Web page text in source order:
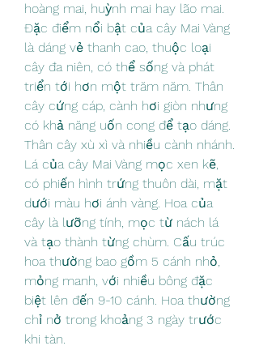
hoàng mai, huỳnh mai hay lão mai.
Đặc điểm nổi bật của cây Mai Vàng
là dáng vẻ thanh cao, thuộc loại
cây đa niên, có thể sống và phát
triển tới hơn một trăm năm. Thân
cây cứng cáp, cành hơi giòn nhưng
có khả năng uốn cong để tạo dáng.
Thân cây xù xì và nhiều cành nhánh.
Lá của cây Mai Vàng mọc xen kẽ,
có phiến hình trứng thuôn dài, mặt
dưới màu hơi ánh vàng. Hoa của
cây là lưỡng tính, mọc từ nách lá
và tạo thành từng chùm. Cấu trúc
hoa thường bao gồm 5 cánh nhỏ,
mỏng manh, với nhiều bông đặc
biệt lên đến 9-10 cánh. Hoa thường
chỉ nở trong khoảng 3 ngày trước
khi tàn.